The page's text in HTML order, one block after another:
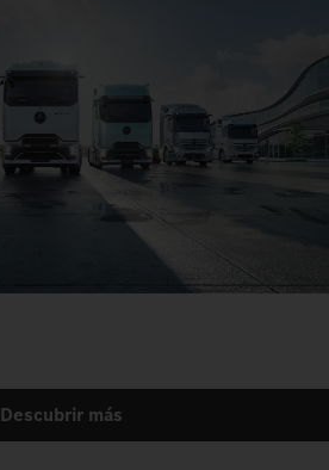
Descubrir más